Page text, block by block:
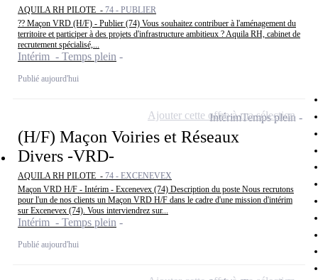
AQUILA RH PILOTE - 74 - PUBLIER
?? Maçon VRD (H/F) - Publier (74) Vous souhaitez contribuer à l'aménagement du
territoire et participer à des projets d'infrastructure ambitieux ? Aquila RH, cabinet de
recrutement spécialisé,...
Intérim - Temps plein
Publié aujourd'hui
(H/F) Maçon Voiries et Réseaux
Divers -VRD-
AQUILA RH PILOTE - 74 - EXCENEVEX
Maçon VRD H/F - Intérim - Excenevex (74) Description du poste Nous recrutons
pour l'un de nos clients un Maçon VRD H/F dans le cadre d'une mission d'intérim
sur Excenevex (74). Vous interviendrez sur...
Intérim - Temps plein
Publié aujourd'hui
IntérimTemps plein
Ajouter cette offre à ma sélection